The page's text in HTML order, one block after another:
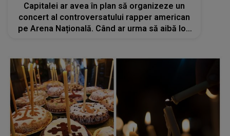
Capitalei ar avea în plan să organizeze un
concert al controversatului rapper american
pe Arena Națională. Când ar urma să aibă loc